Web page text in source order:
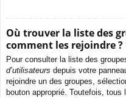
Où trouver la liste des
comment les rejoindre ?
Pour consulter la liste des
d’utilisateurs depuis votre
rejoindre un des groupes,
bouton approprié. Toutefois,